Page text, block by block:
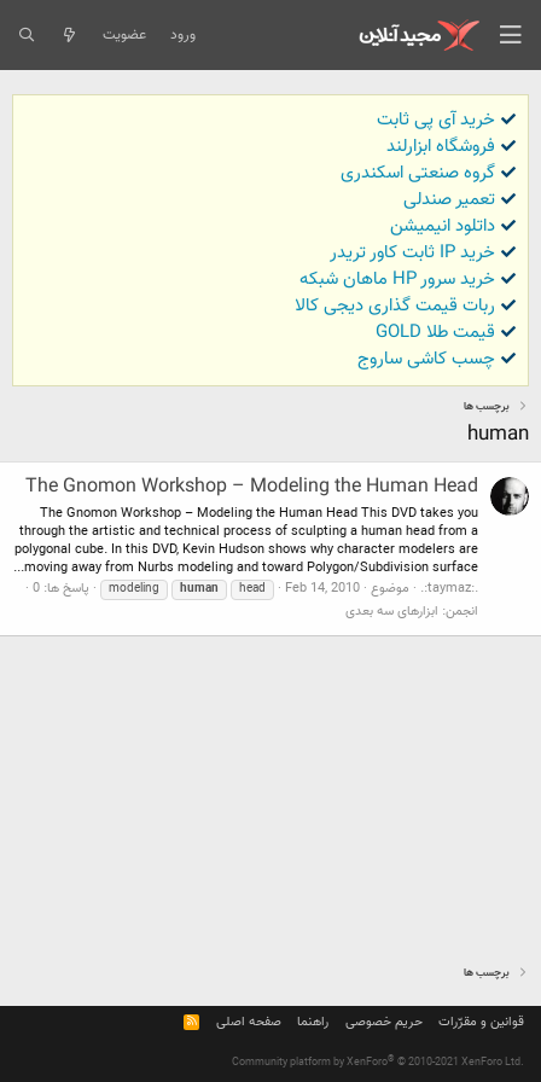
ورود عضویت
خرید آی پی ثابت
فروشگاه ابزارلند
گروه صنعتی اسکندری
تعمیر صندلی
داتلود انیمیشن
خرید IP ثابت کاور تریدر
خرید سرور HP ماهان شبکه
ربات قیمت گذاری دیجی کالا
قیمت طلا GOLD
چسب کاشی ساروج
برچسب ها
human
The Gnomon Workshop – Modeling the Human Head
The Gnomon Workshop – Modeling the Human Head This DVD takes you
through the artistic and technical process of sculpting a human head from a
polygonal cube. In this DVD, Kevin Hudson shows why character modelers are
moving away from Nurbs modeling and toward Polygon/Subdivision surface...
.:taymaz:.
موضوع Feb 14, 2010
head
human
modeling
پاسخ ها: 0
انجمن: ابزارهای سه بعدی
برچسب ها
قوانین و مقرّرات حریم خصوصی راهنما صفحه اصلی
R
S
Community platform by XenForo® © 2010-2021 XenForo Ltd.